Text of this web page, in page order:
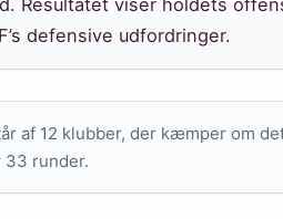
Resultatet viser holdets
defensive udfordringer.
af 12 klubber, der kæmper om
33 runder.